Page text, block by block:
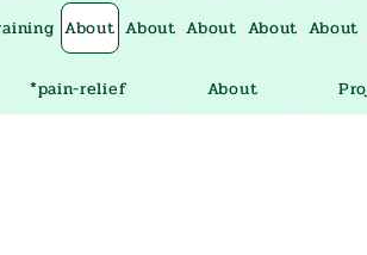
About About About About About
*pain-relief About